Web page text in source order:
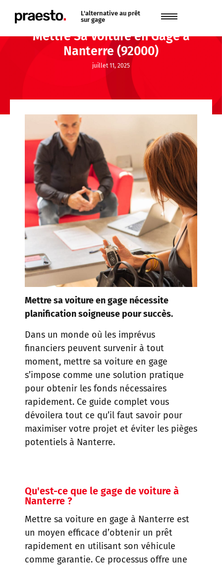
L'alternative au prêt
sur gage
Mettre Sa Voiture en Gage à
Nanterre (92000)
juillet 11, 2025
Mettre sa voiture en gage nécessite
planification soigneuse pour succès.
Dans un monde où les imprévus
financiers peuvent survenir à tout
moment, mettre sa voiture en gage
s’impose comme une solution pratique
pour obtenir les fonds nécessaires
rapidement. Ce guide complet vous
dévoilera tout ce qu’il faut savoir pour
maximiser votre projet et éviter les pièges
potentiels à Nanterre.
Qu'est-ce que le gage de voiture à
Nanterre ?
Mettre sa voiture en gage à Nanterre est
un moyen efficace d’obtenir un prêt
rapidement en utilisant son véhicule
comme garantie. Ce processus offre une